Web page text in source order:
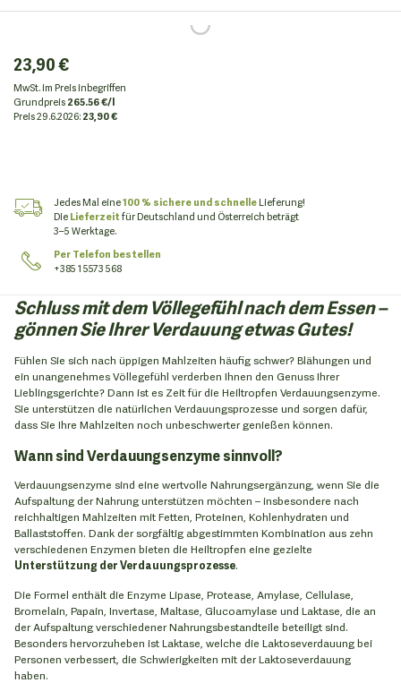
23,90 €
MwSt. im Preis inbegriffen
Grundpreis265.56 €/l
Preis29.6.2026:23,90 €
Jedes Mal eine100 % sichere und schnelleLieferung!
DieLieferzeitfür Deutschland und Österreich beträgt
3–5 Werktage.
Per Telefon bestellen
+385 1 5573 568
Schluss mit dem Völlegefühl nach dem Essen –
gönnen Sie Ihrer Verdauung etwas Gutes!
Fühlen Sie sich nach üppigen Mahlzeiten häufig schwer? Blähungen und
ein unangenehmes Völlegefühl verderben Ihnen den Genuss Ihrer
Lieblingsgerichte? Dann ist es Zeit für die Heiltropfen Verdauungsenzyme.
Sie unterstützen die natürlichen Verdauungsprozesse und sorgen dafür,
dass Sie Ihre Mahlzeiten noch unbeschwerter genießen können.
Wann sind Verdauungsenzyme sinnvoll?
Verdauungsenzyme sind eine wertvolle Nahrungsergänzung, wenn Sie die
Aufspaltung der Nahrung unterstützen möchten – insbesondere nach
reichhaltigen Mahlzeiten mit Fetten, Proteinen, Kohlenhydraten und
Ballaststoffen. Dank der sorgfältig abgestimmten Kombination aus zehn
verschiedenen Enzymen bieten die Heiltropfen eine gezielte
Unterstützung der Verdauungsprozesse.
Die Formel enthält die Enzyme Lipase, Protease, Amylase, Cellulase,
Bromelain, Papain, Invertase, Maltase, Glucoamylase und Laktase, die an
der Aufspaltung verschiedener Nahrungsbestandteile beteiligt sind.
Besonders hervorzuheben ist Laktase, welche die Laktoseverdauung bei
Personen verbessert, die Schwierigkeiten mit der Laktoseverdauung
haben.